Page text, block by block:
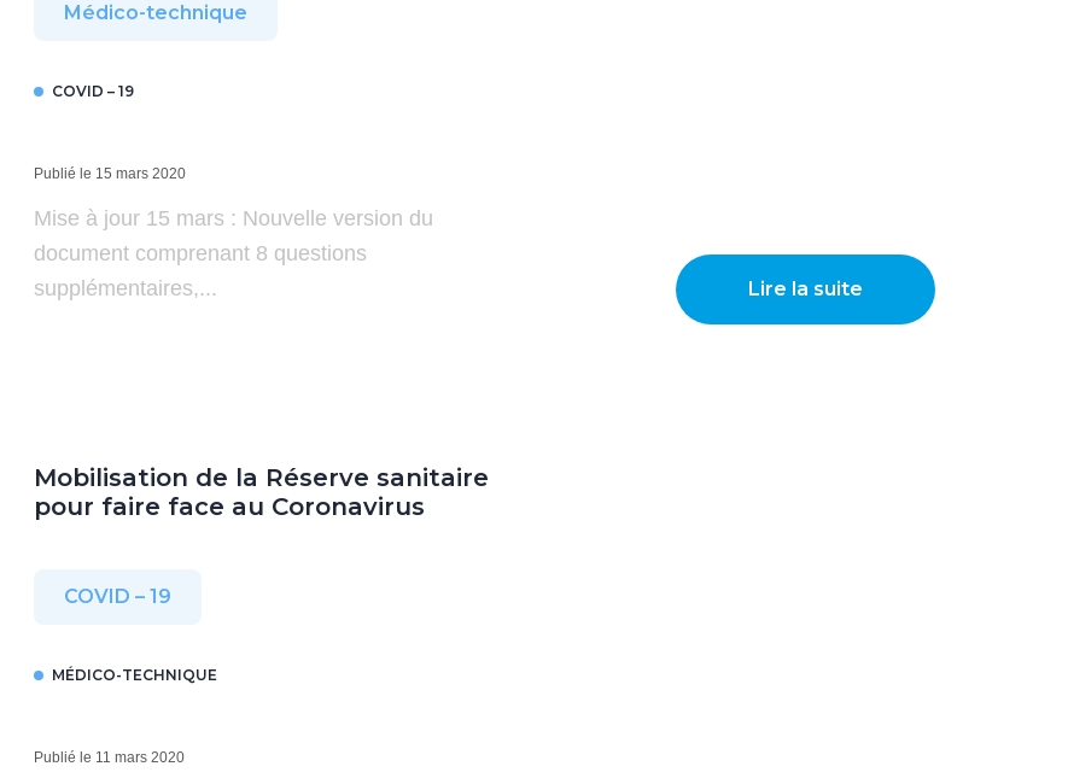
Médico-technique
COVID – 19
Publié le 15 mars 2020
Mise à jour 15 mars : Nouvelle version du
document comprenant 8 questions
supplémentaires,...
Lire la suite
Mobilisation de la Réserve sanitaire
pour faire face au Coronavirus
COVID – 19
MÉDICO-TECHNIQUE
Publié le 11 mars 2020